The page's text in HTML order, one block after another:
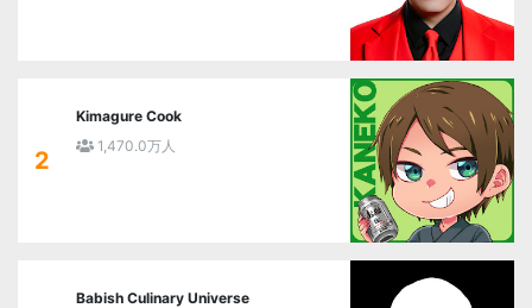
2
Kimagure Cook
1,470.0万人
Babish Culinary Universe